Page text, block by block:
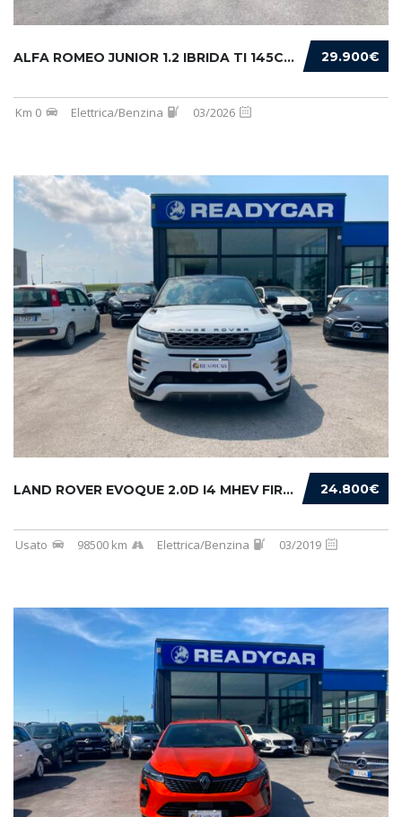
29.900€
ALFA ROMEO JUNIOR 1.2 IBRIDA TI 145CV EDCT6
Km 0 Elettrica/Benzina 03/2026
24.800€
LAND ROVER EVOQUE 2.0D I4 MHEV FIRST EDITION...
Usato 98500 km Elettrica/Benzina 03/2019